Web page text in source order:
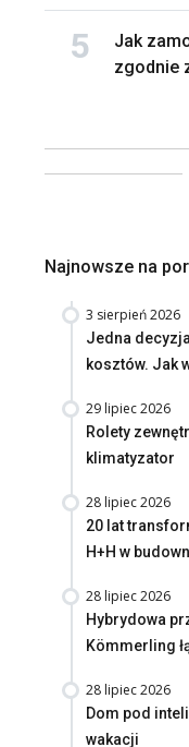
Jak
zgodnie
Najnowsze na
3 sierpień 2026
Jedna
kosztów. Jak
29 lipiec 2026
Rolety
klimatyzator
28 lipiec 2026
20 lat
H+H w
28 lipiec 2026
Hybrydowa
Kömmerling
28 lipiec 2026
Dom pod
wakacji